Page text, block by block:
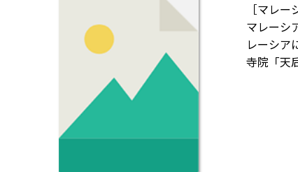
［マレ
マレーシ
レーシア
寺院「天